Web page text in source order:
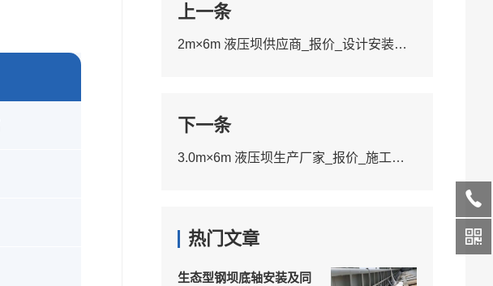
上一条
2m×6m 液压坝供应商_报价_设计安装服务
下一条
3.0m×6m 液压坝生产厂家_报价_施工服务
热门文章
生态型钢坝底轴安装及同